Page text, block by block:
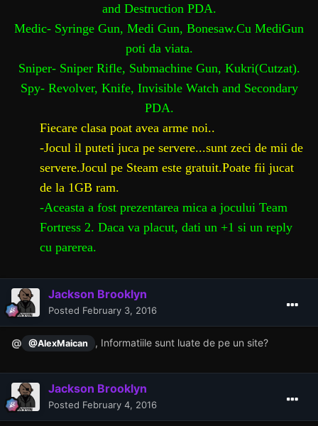
and Destruction PDA.
Medic- Syringe Gun, Medi Gun, Bonesaw.Cu MediGun
poti da viata.
Sniper- Sniper Rifle, Submachine Gun, Kukri(Cutzat).
Spy- Revolver, Knife, Invisible Watch and Secondary
PDA.
Fiecare clasa poat avea arme noi..
-Jocul il puteti juca pe servere...sunt zeci de mii de
servere.Jocul pe Steam este gratuit.Poate fii jucat
de la 1GB ram.
-Aceasta a fost prezentarea mica a jocului Team
Fortress 2. Daca va placut, dati un +1 si un reply
cu parerea.
Jackson Brooklyn
Posted February 3, 2016
@ @AlexMaican , Informatiile sunt luate de pe un site?
Jackson Brooklyn
Posted February 4, 2016